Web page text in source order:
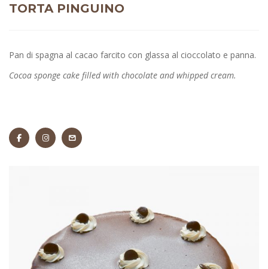
TORTA PINGUINO
Pan di spagna al cacao farcito con glassa al cioccolato e panna.
Cocoa sponge cake filled with chocolate and whipped cream.